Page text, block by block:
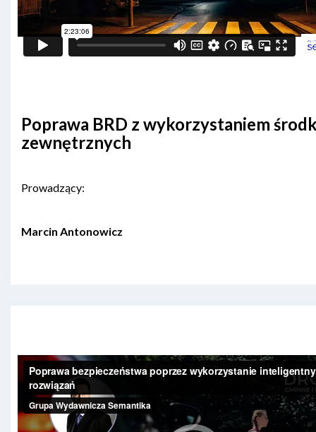
Poprawa BRD z wykorzystaniem
zewnętrznych
Prowadzący:
Marcin Antonowicz